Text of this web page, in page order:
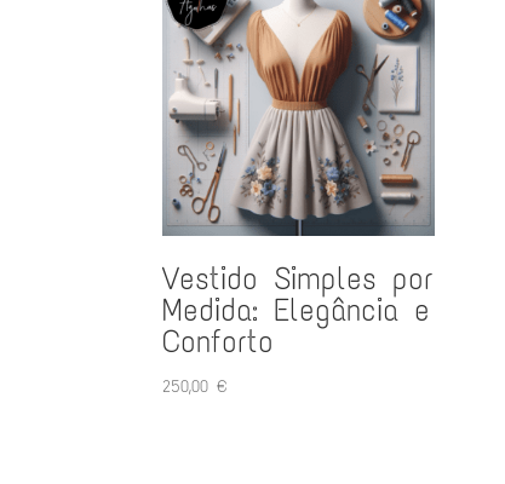
Vestido Simples por
Medida: Elegância e
Conforto
250,00€